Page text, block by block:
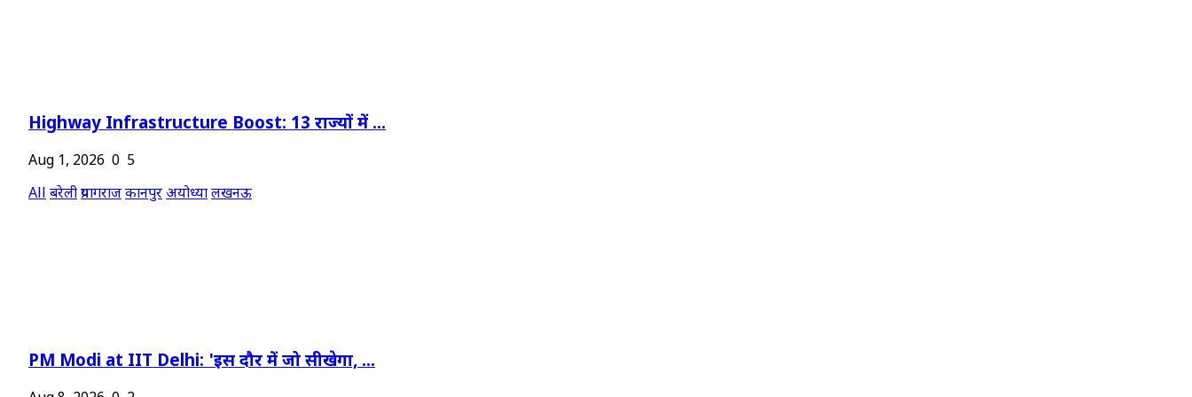
Highway Infrastructure Boost: 13 राज्यों में ...
Aug 1, 2026 0 5
Allबरेलीप्रयागराजकानपुरअयोध्यालखनऊ
PM Modi at IIT Delhi: 'इस दौर में जो सीखेगा, ...